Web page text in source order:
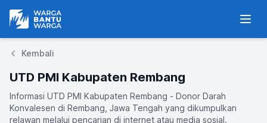
Warga Bantu Warga
Kembali
UTD PMI Kabupaten Rembang
Informasi UTD PMI Kabupaten Rembang - Donor Darah
Konvalesen di Rembang, Jawa Tengah yang dikumpulkan
relawan melalui pencarian di internet atau media sosial.